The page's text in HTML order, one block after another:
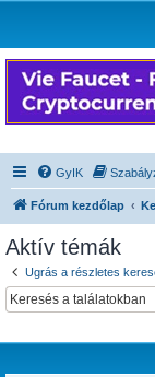
GyIK
Fórum kezdőlap
Aktív témák
Ugrás a részletes